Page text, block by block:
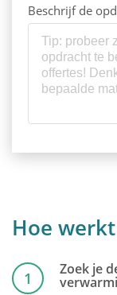
Beschrijf de
Hoe
1 Zoek je